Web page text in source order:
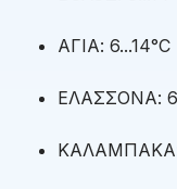
ΑΓΙΑ: 6...14°C
ΕΛΑΣΣΟΝΑ:
ΚΑΛΑΜΠΑΚΑ: